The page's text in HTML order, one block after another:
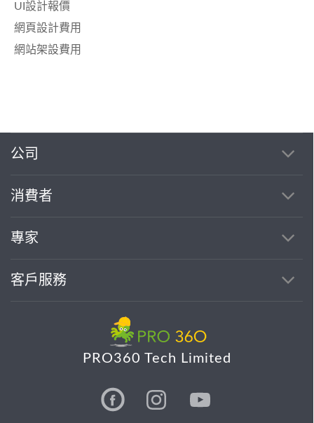
UI設計報價
網頁設計費用
網站架設費用
公司
消費者
專家
客戶服務
PRO360 Tech Limited